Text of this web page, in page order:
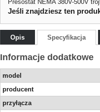
Presostat NEMA 380V-500V
Jeśli znajdziesz ten
Opis Specyfikacja
Informacje dodatkowe
model
producent
przyłącza